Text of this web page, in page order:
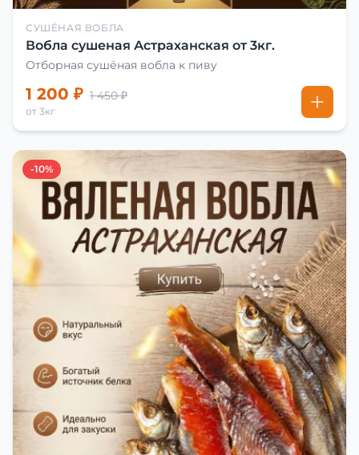
СУШЁНАЯ ВОБЛА
Вобла сушеная Астраханская от 3кг.
Отборная сушёная вобла к пиву
1 200 ₽ 1 450 ₽
от 3кг
-10%